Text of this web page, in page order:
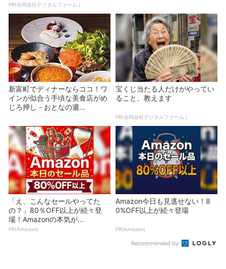
PR(合同会社デジタルファーム )
新富町でディナーならココ！ワ
インが似合う手頃な美食店がめ
じろ押し - おとなの週...
宝くじ当たる人だけがやってい
ること、教えます
PR(合同会社デジタルファーム )
「え、こんなセールやってた
の？」80％OFF以上が続々登
場！Amazonの本気が...
PR(Amazon)
Amazon今日も見逃せない！8
0%OFF以上が続々登場
PR(Amazon)
Recommended by